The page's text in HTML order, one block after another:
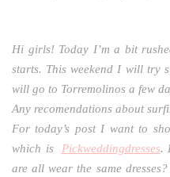
Hi girls! Today I’m a bit
starts. This weekend I will try
will go to Torremolinos a few
Any recomendations about
For today’s post I want to
which is
Pickweddingdresses.
are all wear the same